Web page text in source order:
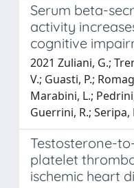
Serum beta-
activity
cognitive
2021 Zuliani, G.;
V.; Guasti, P.;
Marabini, L.;
Guerrini, R.; Seripa,
Testosterone-
platelet
ischemic heart